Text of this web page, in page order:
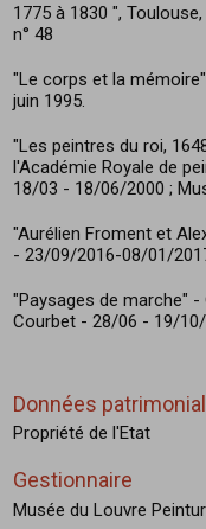
1775 à 1830 ",
n° 48
"Le corps et la
juin 1995.
"Les peintres du roi,
l'Académie Royale de
18/03 - 18/06/2000 ;
"Aurélien Froment et
- 23/09/2016-08/01/
"Paysages de marche"
Courbet - 28/06 - 19/
Données
Propriété de l'Etat
Gestionnaire
Musée du Louvre